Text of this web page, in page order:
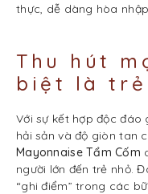
thực, dễ dàng hòa
Thu hút
biệt là trẻ
Với sự kết hợp độc đáo
hải sản và độ giòn tan
Mayonnaise Tẩm Cốm
người lớn đến trẻ nhỏ.
“ghi điểm” trong các